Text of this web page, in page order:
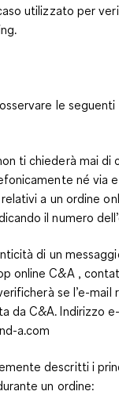
utilizzato per
le
ti chiederà mai di
né via
a un ordine
il numero
di un
online C&A ,
se l’e-mail
da C&A. Indirizzo
a.com
descritti i
un ordine: